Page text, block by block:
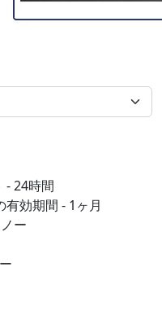
- 24時間
効期間 - 1ヶ月
ー